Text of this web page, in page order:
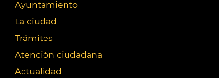
Ayuntamiento
La ciudad
Trámites
Atención ciudadana
Actualidad